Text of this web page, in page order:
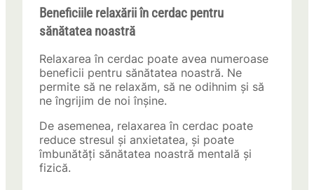
Beneficiile relaxării în cerdac pentru
sănătatea noastră
Relaxarea în cerdac poate avea numeroase
beneficii pentru sănătatea noastră. Ne
permite să ne relaxăm, să ne odihnim și să
ne îngrijim de noi înșine.
De asemenea, relaxarea în cerdac poate
reduce stresul și anxietatea, și poate
îmbunătăți sănătatea noastră mentală și
fizică.